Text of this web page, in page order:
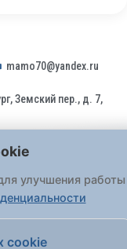
mamo70@yandex.ru
Земский пер., д. 7,
поступившие на
ФЗ. Обращения
«Госуслуги» (ЕПГУ)
улучшения работы
cookie